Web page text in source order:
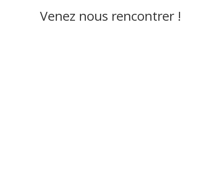
Venez nous rencontrer !